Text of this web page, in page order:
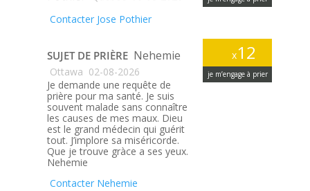
Contacter Jose Pothier
x12
je m’engage à prier
SUJET DE PRIÈRE Nehemie
Ottawa 02-08-2026
Je demande une requête de
prière pour ma santé. Je suis
souvent malade sans connaître
les causes de mes maux. Dieu
est le grand médecin qui guérit
tout. J’implore sa miséricorde.
Que je trouve gràce a ses yeux.
Nehemie
Contacter Nehemie